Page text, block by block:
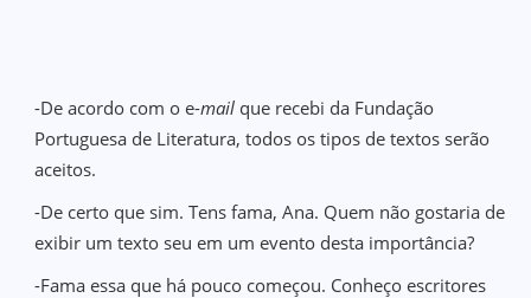
-De acordo com o e-mail que recebi da Fundação
Portuguesa de Literatura, todos os tipos de textos serão
aceitos.
-De certo que sim. Tens fama, Ana. Quem não gostaria de
exibir um texto seu em um evento desta importância?
-Fama essa que há pouco começou. Conheço escritores